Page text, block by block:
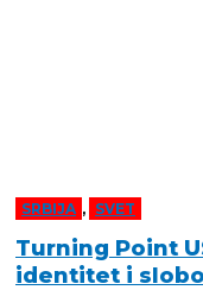
SRBIJA , SVET
Turning Point
identitet i